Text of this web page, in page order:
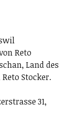
Reto
Land des
Stocker.
31,